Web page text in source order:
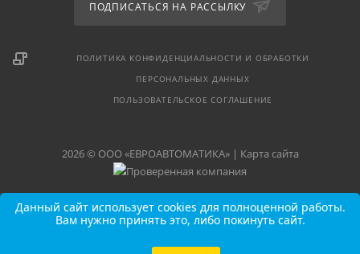
ПОДПИСАТЬСЯ НА РАССЫЛКУ
ПОЛИТИКА КОНФИДЕНЦИАЛЬНОСТИ И ОБРАБОТКИ
ПЕРСОНАЛЬНЫХ ДАННЫХ
ПОЛЬЗОВАТЕЛЬСКОЕ СОГЛАШЕНИЕ
2026 © ООО «ЕВРОАВТОМАТИКА» | Карта сайта
Данный сайт использует cookies для полноценной работы.
Вам нужно принять это, либо покинуть сайт.